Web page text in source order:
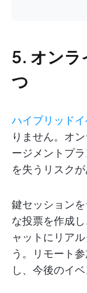
5. オンラ
つ
ハイブリッド
りません。オ
ージメントプ
を失うリスクが
鍵セッション
な投票を作成
ャットにリア
う。リモート
し、今後のイ